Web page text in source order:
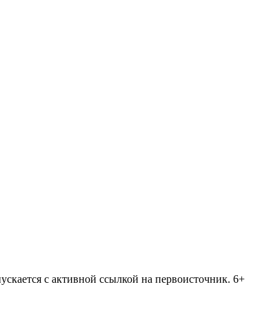
с активной ссылкой на первоисточник. 6+